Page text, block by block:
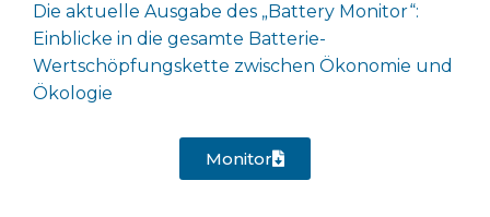
Die aktuelle Ausgabe des „Battery Monitor“:
Einblicke in die gesamte Batterie-
Wertschöpfungskette zwischen Ökonomie und
Ökologie
Monitor